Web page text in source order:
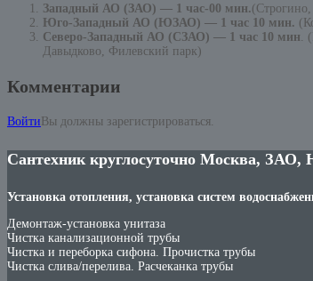
Западный АО (ЗАО) — 1 час-00 мин.
Юго-Западный АО (ЮЗАО) — 1 час 10 мин.
Северо-Западный АО (СЗАО) — 1 час 10 мин .
Давыдково, Филевский парк)
Комментарии
Войти Вы должны зарегистрироваться.
Сантехник круглосуточно Москва,
Установка отопления, установка систем
Демонтаж-установка унитаза
Чистка канализационной трубы
Чистка и переборка сифона. Прочистка трубы
Чистка слива/перелива. Расчеканка трубы